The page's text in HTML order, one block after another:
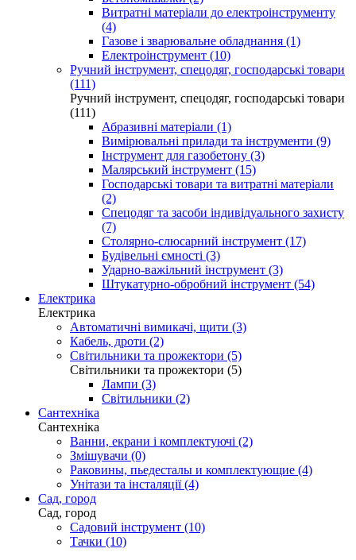
Витратні матеріали до електроінструменту
(4)
Газове і зварювальне обладнання (1)
Електроінструмент (10)
Ручний інструмент, спецодяг, господарські товари
(111)
Ручний інструмент, спецодяг, господарські товари
(111)
Абразивні матеріали (1)
Вимірювальні прилади та інструменти (9)
Інструмент для газобетону (3)
Малярський інструмент (15)
Господарські товари та витратні матеріали
(2)
Спецодяг та засоби індивідуального захисту
(7)
Столярно-слюсарний інструмент (17)
Будівельні ємності (3)
Ударно-важільний інструмент (3)
Штукатурно-обробний інструмент (54)
Електрика
Електрика
Автоматичні вимикачі, щити (3)
Кабель, дроти (2)
Світильники та прожектори (5)
Світильники та прожектори (5)
Лампи (3)
Світильники (2)
Сантехніка
Сантехніка
Ванни, екрани і комплектуючі (2)
Змішувачи (0)
Раковины, пьедесталы и комплектующие (4)
Унітази та інсталяції (4)
Сад, город
Сад, город
Садовий інструмент (10)
Тачки (10)